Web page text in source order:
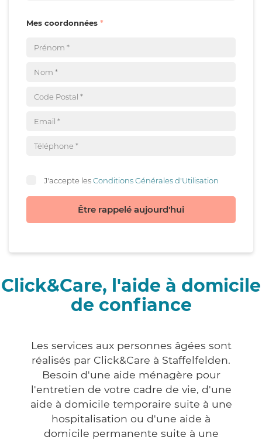
Mes coordonnées
J'accepte lesConditions Générales d'Utilisation
Être rappelé aujourd'hui
Click&Care, l'aide à domicile
de confiance
Les services aux personnes âgées sont
réalisés par Click&Care à Staffelfelden.
Besoin d'une aide ménagère pour
l'entretien de votre cadre de vie, d'une
aide à domicile temporaire suite à une
hospitalisation ou d'une aide à
domicile permanente suite à une